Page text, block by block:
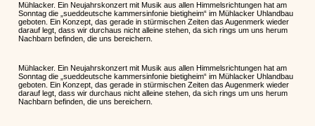
Mühlacker. Ein Neujahrskonzert mit Musik aus allen Himmelsrichtungen hat am
Sonntag die „sueddeutsche kammersinfonie bietigheim“ im Mühlacker Uhlandbau
geboten. Ein Konzept, das gerade in stürmischen Zeiten das Augenmerk wieder
darauf legt, dass wir durchaus nicht alleine stehen, da sich rings um uns herum
Nachbarn befinden, die uns bereichern.
Mühlacker. Ein Neujahrskonzert mit Musik aus allen Himmelsrichtungen hat am
Sonntag die „sueddeutsche kammersinfonie bietigheim“ im Mühlacker Uhlandbau
geboten. Ein Konzept, das gerade in stürmischen Zeiten das Augenmerk wieder
darauf legt, dass wir durchaus nicht alleine stehen, da sich rings um uns herum
Nachbarn befinden, die uns bereichern.